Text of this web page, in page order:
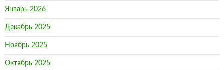
Январь 2026
Декабрь 2025
Ноябрь 2025
Октябрь 2025